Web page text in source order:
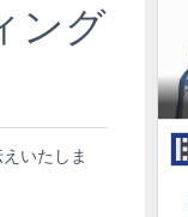
ング
いたしま